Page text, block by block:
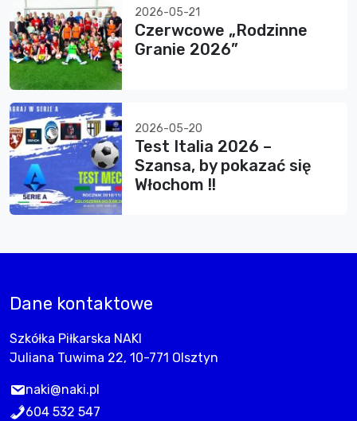
2026-05-21
Czerwcowe „Rodzinne
Granie 2026”
2026-05-20
Test Italia 2026 –
Szansa, by pokazać się
Włochom !!
Dane kontaktowe
Szkółka Piłkarska NAKI
Juliana Tuwima 22, 10-771 Olsztyn
naki@naki.pl
604 532 547